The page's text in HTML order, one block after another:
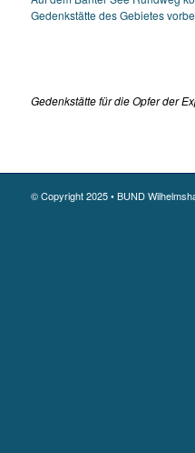
Gedenkstätte des Gebietes
Gedenkstätte für die Opfer der
© Copyright 2025 • BUND